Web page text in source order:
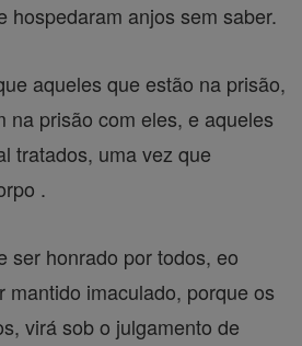
hospedaram anjos sem saber.
aqueles que estão na prisão,
na prisão com eles, e aqueles
tratados, uma vez que
.
ser honrado por todos, eo
mantido imaculado, porque os
virá sob o julgamento de